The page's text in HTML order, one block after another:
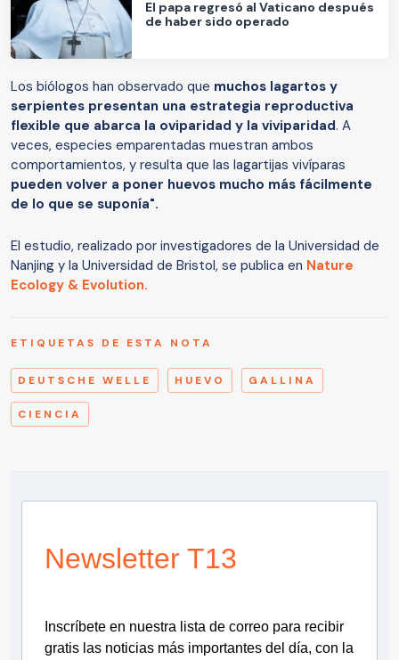
El papa regresó al Vaticano después
de haber sido operado
Los biólogos han observado que muchos lagartos y
serpientes presentan una estrategia reproductiva
flexible que abarca la oviparidad y la viviparidad. A
veces, especies emparentadas muestran ambos
comportamientos, y resulta que las lagartijas vivíparas
pueden volver a poner huevos mucho más fácilmente
de lo que se suponía".
El estudio, realizado por investigadores de la Universidad de
Nanjing y la Universidad de Bristol, se publica en Nature
Ecology & Evolution.
ETIQUETAS DE ESTA NOTA
DEUTSCHE WELLE HUEVO GALLINA
CIENCIA
Newsletter T13
Inscríbete en nuestra lista de correo para recibir
gratis las noticias más importantes del día, con la